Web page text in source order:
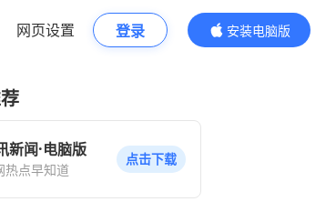
网页设置 登录
安装电脑版
内容更精彩
新闻·电脑版
热点早知道
点击下载